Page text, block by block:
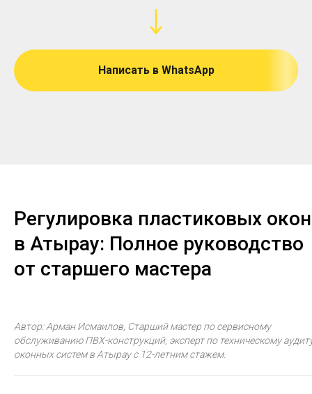
Написать в WhatsApp
Регулировка пластиковых окон
в Атырау: Полное руководство
от старшего мастера
Автор: Арман Исмаилов, Старший мастер по сервисному
обслуживанию ПВХ-конструкций, эксперт по техническому
оконных систем в Атырау с 12-летним стажем.